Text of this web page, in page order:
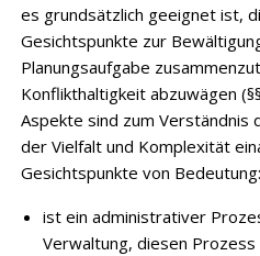
es grundsätzlich geeignet ist,
Gesichtspunkte zur
Planungsaufgabe
Konflikthaltigkeit abzuwägen
Aspekte sind zum Verständnis
der Vielfalt und Komplexität
Gesichtspunkte von
ist ein administrativer
Verwaltung, diesen